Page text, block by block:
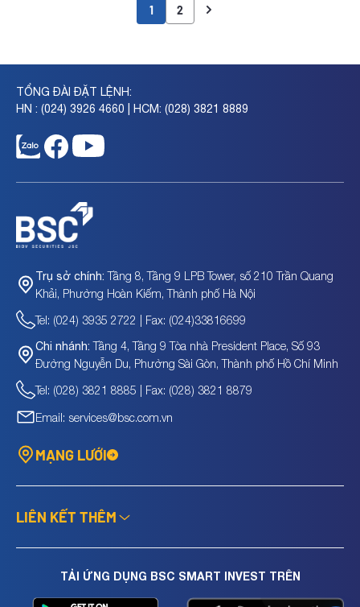
1 2
TỔNG ĐÀI ĐẶT LỆNH:
HN : (024) 3926 4660 | HCM: (028) 3821 8889
Trụ sở chính: Tầng 8, Tầng 9 LPB Tower, số 210 Trần Quang
Khải, Phường Hoàn Kiếm, Thành phố Hà Nội
Tel: (024) 3935 2722 | Fax: (024)33816699
Chi nhánh: Tầng 4, Tầng 9 Tòa nhà President Place, Số 93
Đường Nguyễn Du, Phường Sài Gòn, Thành phố Hồ Chí Minh
Tel: (028) 3821 8885 | Fax: (028) 3821 8879
Email: services@bsc.com.vn
MẠNG LƯỚI
LIÊN KẾT THÊM
TẢI ỨNG DỤNG BSC SMART INVEST TRÊN